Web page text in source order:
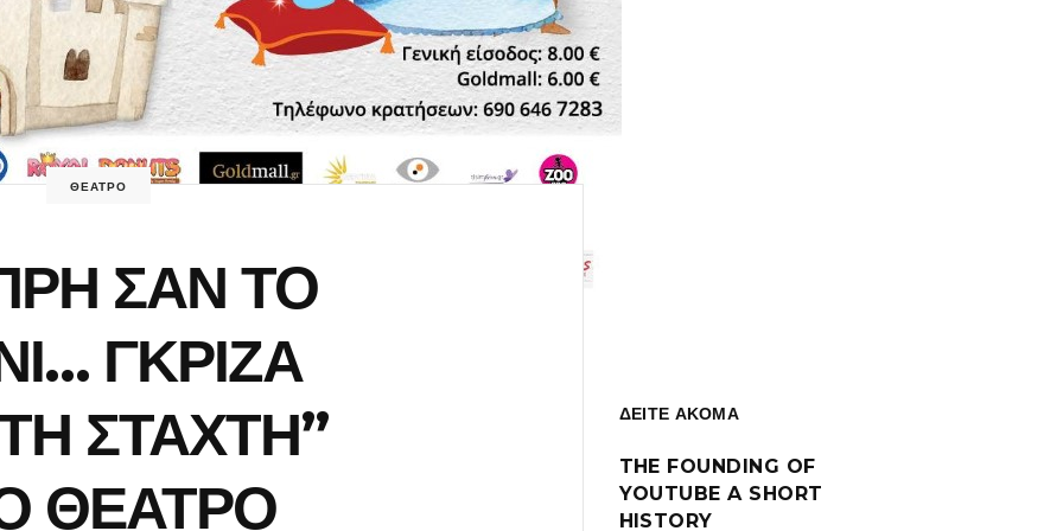
ΘΕΑΤΡΟ
ΣΑΝ ΤΟ
ΓΚΡΙΖΑ
ΣΤΑΧΤΗ”
ΘΕΑΤΡΟ
ΔΕΙΤΕ ΑΚΟΜΑ
THE FOUNDING OF
YOUTUBE A SHORT
HISTORY